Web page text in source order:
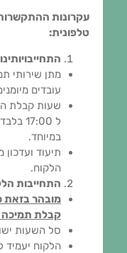
עקרונות
טלפונית:
התחייבויותינו
מתן שירותי
עובדים
ל
במיוחד.
תיעוד
הלקוח.
התחייבות
מובהר בזאת
קבלת תמיכה
סל השעות
הלקוח